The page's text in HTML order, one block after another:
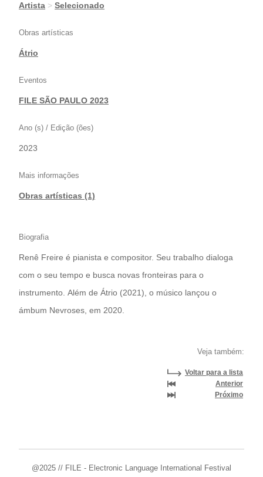
|Artista > Selecionado
Obras artísticas
Átrio
Eventos
FILE SÃO PAULO 2023
Ano (s) / Edição (ões)
2023
Mais informações
Obras artísticas (1)
Biografia
Renê Freire é pianista e compositor. Seu trabalho dialoga
com o seu tempo e busca novas fronteiras para o
instrumento. Além de Átrio (2021), o músico lançou o
ámbum Nevroses, em 2020.
Veja também:
Voltar para a lista
Anterior
Próximo
@2025 // FILE - Electronic Language International Festival